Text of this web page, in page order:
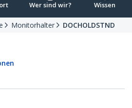
Wer sind wir? Wissen
Monitorhalter
DOCHOLDSTND